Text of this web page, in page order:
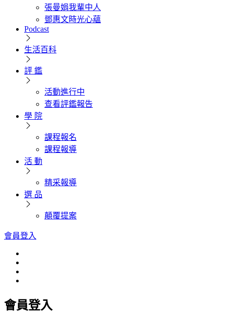
張曼娟我輩中人
鄧惠文時光心蘊
Podcast
生活百科
評 鑑
活動進行中
查看評鑑報告
學 院
課程報名
課程報導
活 動
精采報導
選 品
顛覆提案
會員登入
會員登入